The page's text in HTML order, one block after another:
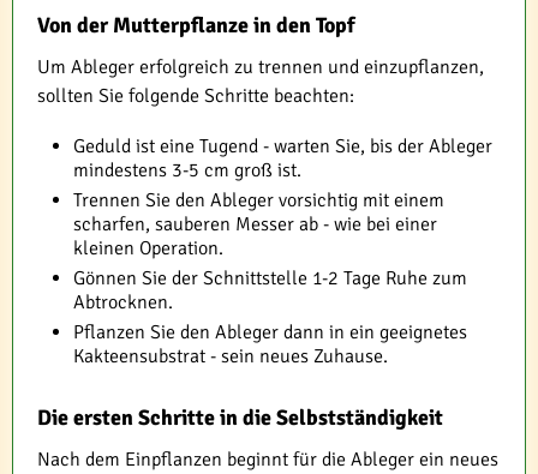
Von der Mutterpflanze in den Topf
Um Ableger erfolgreich zu trennen und einzupflanzen,
sollten Sie folgende Schritte beachten:
Geduld ist eine Tugend - warten Sie, bis der Ableger
mindestens 3-5 cm groß ist.
Trennen Sie den Ableger vorsichtig mit einem
scharfen, sauberen Messer ab - wie bei einer
kleinen Operation.
Gönnen Sie der Schnittstelle 1-2 Tage Ruhe zum
Abtrocknen.
Pflanzen Sie den Ableger dann in ein geeignetes
Kakteensubstrat - sein neues Zuhause.
Die ersten Schritte in die Selbstständigkeit
Nach dem Einpflanzen beginnt für die Ableger ein neues